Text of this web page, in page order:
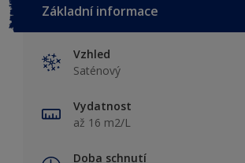
Základní informace
Vzhled
Saténový
Vydatnost
až 16 m2/L
Doba schnutí